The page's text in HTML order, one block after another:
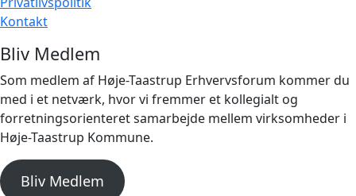
Kontakt
Bliv Medlem
Som medlem af Høje-Taastrup Erhvervsforum kommer du
med i et netværk, hvor vi fremmer et kollegialt og
forretningsorienteret samarbejde mellem virksomheder i
Høje-Taastrup Kommune.
Bliv Medlem